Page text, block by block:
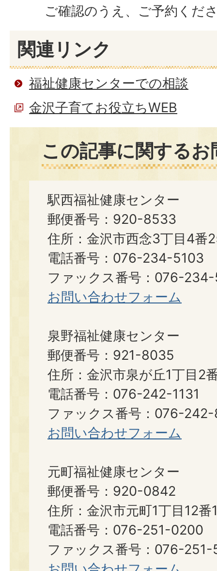
ご確認のうえ、ご予約くだ
関連リンク
福祉健康センターでの相談
金沢子育てお役立ちWEB
この記事に関する
駅西福祉健康センター
郵便番号：920-8533
住所：金沢市西念3丁目4番
電話番号：076-234-5103
ファックス番号：076-
お問い合わせフォーム
泉野福祉健康センター
郵便番号：921-8035
住所：金沢市泉が丘1丁目2
電話番号：076-242-1131
ファックス番号：076-
お問い合わせフォーム
元町福祉健康センター
郵便番号：920-0842
住所：金沢市元町1丁目12番
電話番号：076-251-0200
ファックス番号：076-